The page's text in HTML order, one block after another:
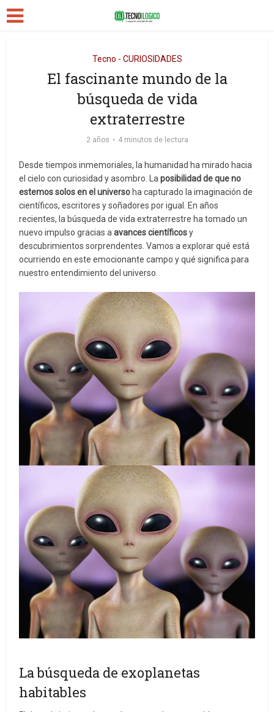
Tecno - CURIOSIDADES
El fascinante mundo de la
búsqueda de vida
extraterrestre
2 años 4 minutos de lectura
Desde tiempos inmemoriales, la humanidad ha mirado hacia
el cielo con curiosidad y asombro. Laposibilidad de que no
estemos solos en el universo ha capturado la imaginación de
científicos, escritores y soñadores por igual. En años
recientes, la búsqueda de vida extraterrestre ha tomado un
nuevo impulso gracias aavances científicosy
descubrimientos sorprendentes. Vamos a explorar qué está
ocurriendo en este emocionante campo y qué significa para
nuestro entendimiento del universo.
La búsqueda de exoplanetas
habitables